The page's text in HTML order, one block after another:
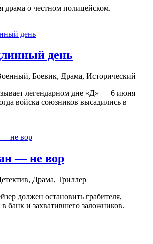
драма о честном полицейском.
день
Боевик, Драма, Исторический
легендарном дне «Д» — 6 июня
войска союзников высадились в
— не вор
Драма, Триллер
должен остановить грабителя,
в банк и захватившего заложников.